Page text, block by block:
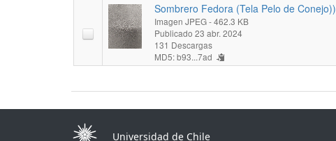
Sombrero Fedora (Tela Pelo de Conejo))
Imagen JPEG- 462.3 KB
Publicado 23 abr. 2024
131 Descargas
MD5: b93...7ad
Universidad de Chile